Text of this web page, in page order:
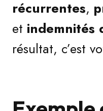
récurrentes,
et indemnités
résultat, c’est